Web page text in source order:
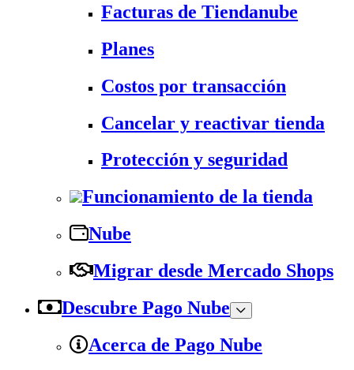
Facturas de Tiendanube
Planes
Costos por transacción
Cancelar y reactivar tienda
Protección y seguridad
Funcionamiento de la tienda
Nube
Migrar desde Mercado Shops
Descubre Pago Nube
Acerca de Pago Nube